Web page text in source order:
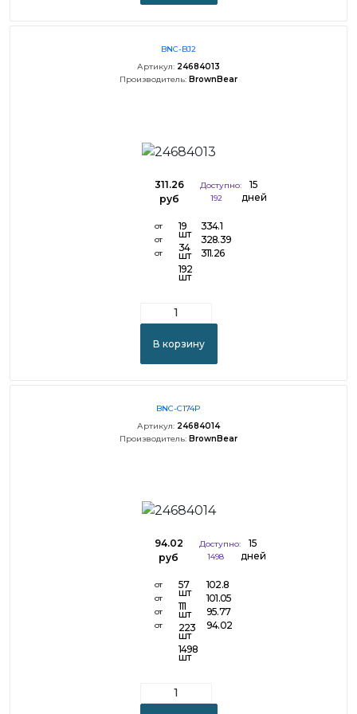
BNC-BJ2
Артикул: 24684013
Производитель: BrownBear
311.26
руб
Доступно:
192
15
дней
от
от
от
19
шт
34
шт
192
шт
334.1
328.39
311.26
В корзину
BNC-C174P
Артикул: 24684014
Производитель: BrownBear
94.02
руб
Доступно:
1498
15
дней
от
от
от
от
57
шт
111
шт
223
шт
1498
шт
102.8
101.05
95.77
94.02